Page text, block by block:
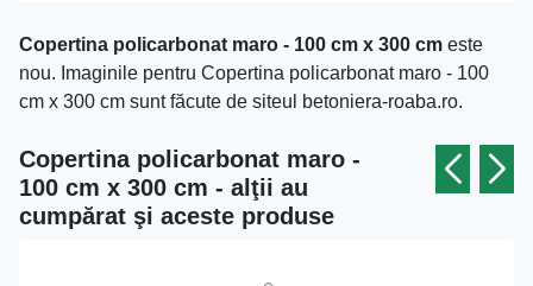
Copertina policarbonat maro - 100 cm x 300 cm este
nou. Imaginile pentru Copertina policarbonat maro - 100
cm x 300 cm sunt făcute de siteul betoniera-roaba.ro.
Copertina policarbonat maro -
100 cm x 300 cm - alţii au
cumpărat şi aceste produse